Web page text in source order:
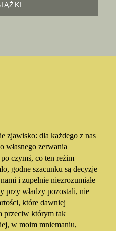
zjawisko: dla każdego z nas
własnego zerwania
czymś, co ten reżim
godne szacunku są decyzje
i zupełnie niezrozumiałe
przy władzy pozostali, nie
które dawniej
przeciw którym tak
w moim mniemaniu,